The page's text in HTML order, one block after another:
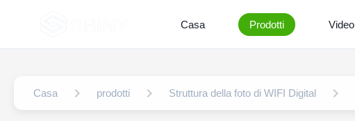
Casa Prodotti Video
Casa prodotti Struttura della foto di WIFI Digital